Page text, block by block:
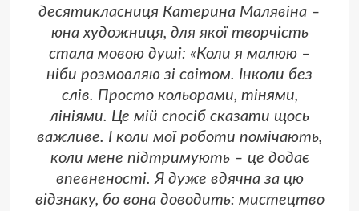
десятикласниця Катерина Малявіна –
юна художниця, для якої творчість
стала мовою душі: «Коли я малюю –
ніби розмовляю зі світом. Інколи без
слів. Просто кольорами, тінями,
лініями. Це мій спосіб сказати щось
важливе. І коли мої роботи помічають,
коли мене підтримують – це додає
впевненості. Я дуже вдячна за цю
відзнаку, бо вона доводить: мистецтво